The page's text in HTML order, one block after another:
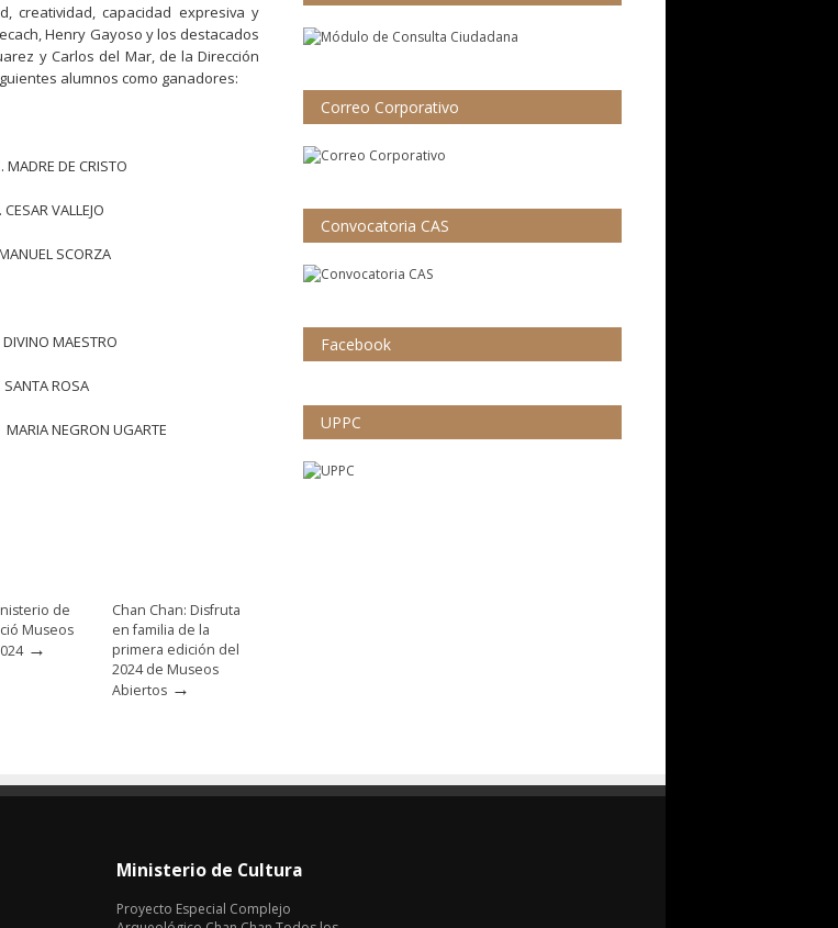
creatividad, capacidad expresiva y
Henry Gayoso y los destacados
y Carlos del Mar, de la Dirección
alumnos como ganadores:
DE CRISTO
VALLEJO
SCORZA
MAESTRO
ROSA
NEGRON UGARTE
de
Museos
→
Chan Chan: Disfruta
en familia de la
primera edición del
2024 de Museos
Abiertos →
Correo Corporativo
Convocatoria CAS
Facebook
UPPC
Ministerio de Cultura
Proyecto Especial Complejo